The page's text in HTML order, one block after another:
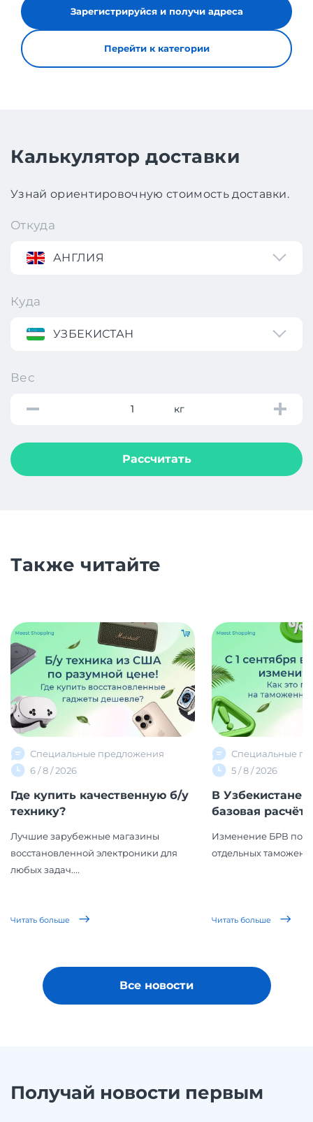
Зарегистрируйся и получи адреса
Перейти к категории
Калькулятор доставки
Узнай ориентировочную стоимость доставки.
Откуда
АНГЛИЯ
Куда
УЗБЕКИСТАН
Вес
кг
Рассчитать
Также читайте
Специальные предложения
6 / 8 / 2026
Где купить качественную б/у
технику?
Лучшие зарубежные магазины
восстановленной электроники для
любых задач....
Читать больше
Специальные
5 / 8 / 2026
В Узбекистане
базовая
Изменение БРВ
отдельных
Читать больше
Все новости
Получай новости первым